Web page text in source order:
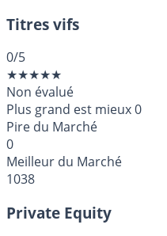
Titres vifs
0/5
★★★★★
Non évalué
Plus grand est mieux0
Pire du Marché
0
Meilleur du Marché
1038
Private Equity